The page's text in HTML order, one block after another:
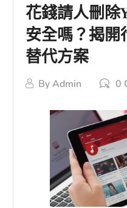
花錢請人刪除
安全嗎？揭
替代方案
ByAdmin 0